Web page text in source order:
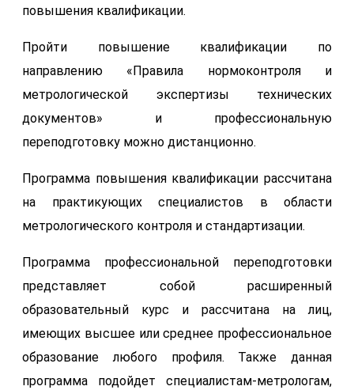
повышения квалификации.
Пройти повышение квалификации по
направлению «Правила нормоконтроля и
метрологической экспертизы технических
документов» и профессиональную
переподготовку можно дистанционно.
Программа повышения квалификации рассчитана
на практикующих специалистов в области
метрологического контроля и стандартизации.
Программа профессиональной переподготовки
представляет собой расширенный
образовательный курс и рассчитана на лиц,
имеющих высшее или среднее профессиональное
образование любого профиля. Также данная
программа подойдет специалистам-метрологам,